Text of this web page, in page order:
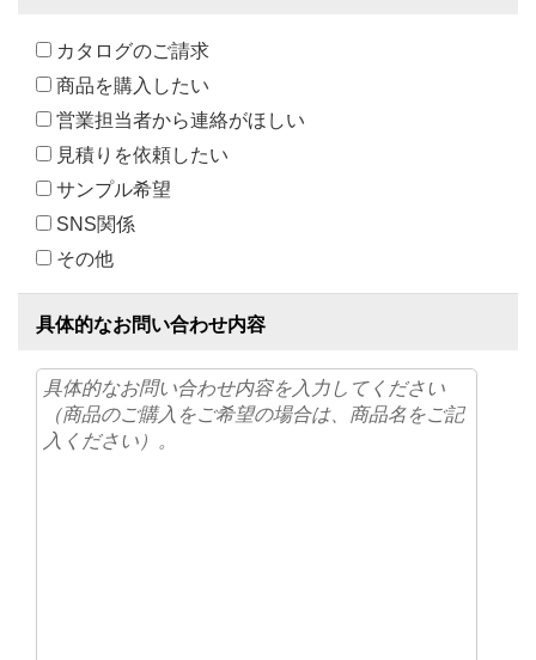
カタログのご請求
商品を購入したい
営業担当者から連絡がほしい
見積りを依頼したい
サンプル希望
SNS関係
その他
具体的なお問い合わせ内容